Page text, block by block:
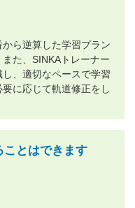
ら逆算した学習プラン
た、SINKAトレーナー
、適切なペースで学習
に応じて軌道修正をし
ことはできます